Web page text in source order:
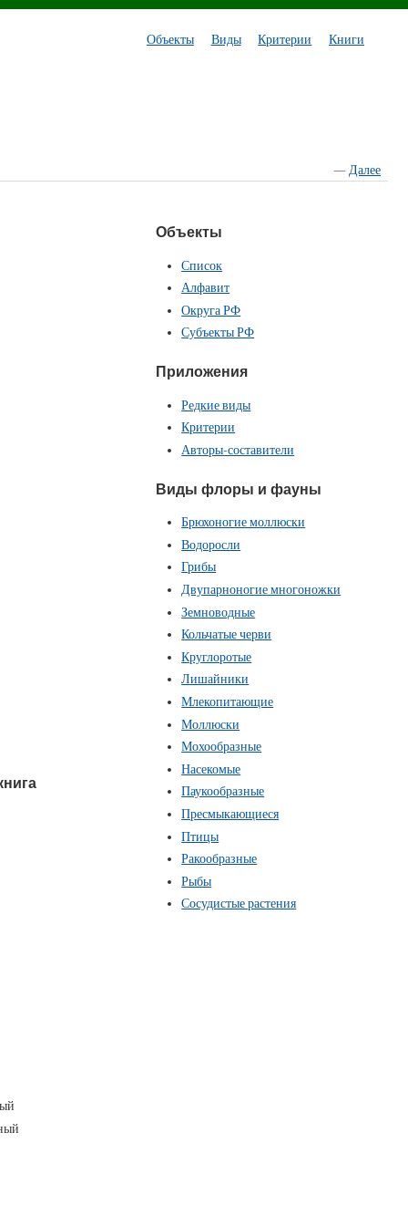
Объекты Виды Критерии Книги
—Далее
Объекты
Список
Алфавит
Округа РФ
Субъекты РФ
Приложения
Редкие виды
Критерии
Авторы-составители
Виды флоры и фауны
Брюхоногие моллюски
Водоросли
Грибы
Двупарноногие многоножки
Земноводные
Кольчатые черви
Круглоротые
Лишайники
Млекопитающие
Моллюски
Мохообразные
Насекомые
Паукообразные
Пресмыкающиеся
Птицы
Ракообразные
Рыбы
Сосудистые растения